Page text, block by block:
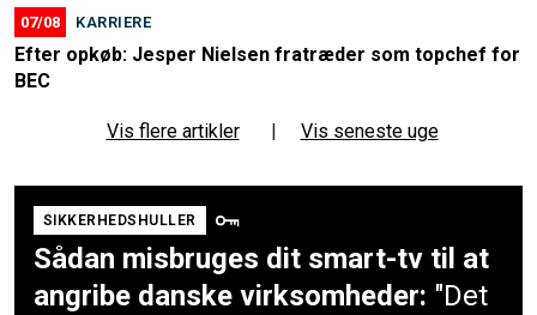
07/08 KARRIERE
Efter opkøb: Jesper Nielsen fratræder som topchef for
BEC
Vis flere artikler Vis seneste uge
SIKKERHEDSHULLER
Sådan misbruges dit smart-tv til at
angribe danske virksomheder: "Det